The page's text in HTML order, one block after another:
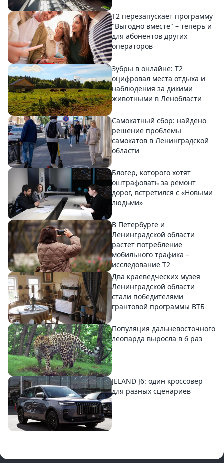
Т2 перезапускает программу
"Выгодно вместе" – теперь и
для абонентов других
операторов
Зубры в онлайне: Т2
оцифровал места отдыха и
наблюдения за дикими
животными в Ленобласти
Самокатный сбор: найдено
решение проблемы
самокатов в Ленинградской
области
Блогер, которого хотят
оштрафовать за ремонт
дорог, встретился с «Новыми
людьми»
В Петербурге и
Ленинградской области
растет потребление
мобильного трафика –
исследование T2
Два краеведческих музея
Ленинградской области
стали победителями
грантовой программы ВТБ
Популяция дальневосточного
леопарда выросла в 6 раз
JELAND J6: один кроссовер
для разных сценариев